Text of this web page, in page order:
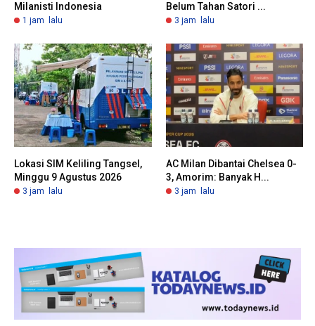
Milanisti Indonesia
1 jam lalu
Belum Tahan Satori ...
3 jam lalu
Lokasi SIM Keliling Tangsel,
Minggu 9 Agustus 2026
3 jam lalu
AC Milan Dibantai Chelsea 0-
3, Amorim: Banyak H...
3 jam lalu